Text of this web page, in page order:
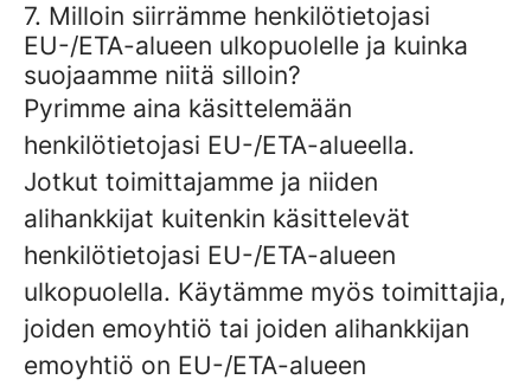
7. Milloin siirrämme henkilötietojasi
EU-/ETA-alueen ulkopuolelle ja kuinka
suojaamme niitä silloin?
Pyrimme aina käsittelemään
henkilötietojasi EU-/ETA-alueella.
Jotkut toimittajamme ja niiden
alihankkijat kuitenkin käsittelevät
henkilötietojasi EU-/ETA-alueen
ulkopuolella. Käytämme myös toimittajia,
joiden emoyhtiö tai joiden alihankkijan
emoyhtiö on EU-/ETA-alueen